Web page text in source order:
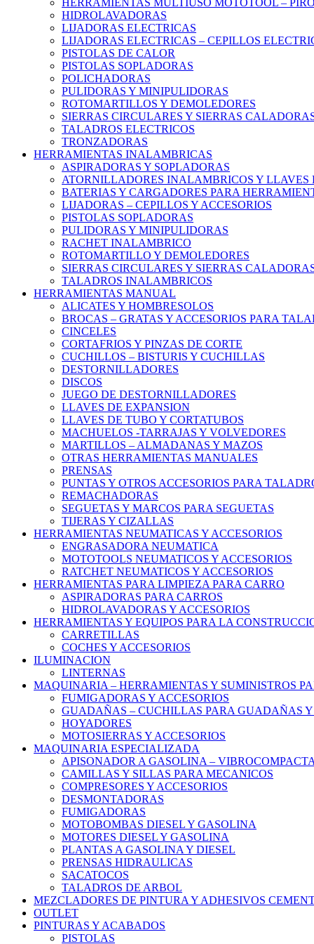
HERRAMIENTAS MULTIUSO MOTOTOOL –
HIDROLAVADORAS
LIJADORAS ELECTRICAS
LIJADORAS ELECTRICAS – CEPILLOS
PISTOLAS DE CALOR
PISTOLAS SOPLADORAS
POLICHADORAS
PULIDORAS Y MINIPULIDORAS
ROTOMARTILLOS Y DEMOLEDORES
SIERRAS CIRCULARES Y SIERRAS
TALADROS ELECTRICOS
TRONZADORAS
HERRAMIENTAS INALAMBRICAS
ASPIRADORAS Y SOPLADORAS
ATORNILLADORES INALAMBRICOS Y LLAVES
BATERIAS Y CARGADORES PARA
LIJADORAS – CEPILLOS Y ACCESORIOS
PISTOLAS SOPLADORAS
PULIDORAS Y MINIPULIDORAS
RACHET INALAMBRICO
ROTOMARTILLO Y DEMOLEDORES
SIERRAS CIRCULARES Y SIERRAS
TALADROS INALAMBRICOS
HERRAMIENTAS MANUAL
ALICATES Y HOMBRESOLOS
BROCAS – GRATAS Y ACCESORIOS PARA
CINCELES
CORTAFRIOS Y PINZAS DE CORTE
CUCHILLOS – BISTURIS Y CUCHILLAS
DESTORNILLADORES
DISCOS
JUEGO DE DESTORNILLADORES
LLAVES DE EXPANSION
LLAVES DE TUBO Y CORTATUBOS
MACHUELOS -TARRAJAS Y VOLVEDORES
MARTILLOS – ALMADANAS Y MAZOS
OTRAS HERRAMIENTAS MANUALES
PRENSAS
PUNTAS Y OTROS ACCESORIOS PARA
REMACHADORAS
SEGUETAS Y MARCOS PARA SEGUETAS
TIJERAS Y CIZALLAS
HERRAMIENTAS NEUMATICAS Y ACCESORIOS
ENGRASADORA NEUMATICA
MOTOTOOLS NEUMATICOS Y ACCESORIOS
RATCHET NEUMATICOS Y ACCESORIOS
HERRAMIENTAS PARA LIMPIEZA PARA CARRO
ASPIRADORAS PARA CARROS
HIDROLAVADORAS Y ACCESORIOS
HERRAMIENTAS Y EQUIPOS PARA LA
CARRETILLAS
COCHES Y ACCESORIOS
ILUMINACION
LINTERNAS
MAQUINARIA – HERRAMIENTAS Y SUMINISTROS
FUMIGADORAS Y ACCESORIOS
GUADAÑAS – CUCHILLAS PARA GUADAÑAS Y
HOYADORES
MOTOSIERRAS Y ACCESORIOS
MAQUINARIA ESPECIALIZADA
APISONADOR A GASOLINA –
CAMILLAS Y SILLAS PARA MECANICOS
COMPRESORES Y ACCESORIOS
DESMONTADORAS
FUMIGADORAS
MOTOBOMBAS DIESEL Y GASOLINA
MOTORES DIESEL Y GASOLINA
PLANTAS A GASOLINA Y DIESEL
PRENSAS HIDRAULICAS
SACATOCOS
TALADROS DE ARBOL
MEZCLADORES DE PINTURA Y ADHESIVOS
OUTLET
PINTURAS Y ACABADOS
PISTOLAS